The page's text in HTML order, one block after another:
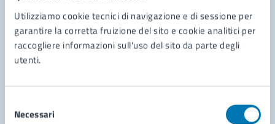
Utilizziamo cookie tecnici di navigazione e di sessione per
garantire la corretta fruizione del sito e cookie analitici per
raccogliere informazioni sull'uso del sito da parte degli
utenti.
delNecessari
Prenota appuntamento
Problemi in città